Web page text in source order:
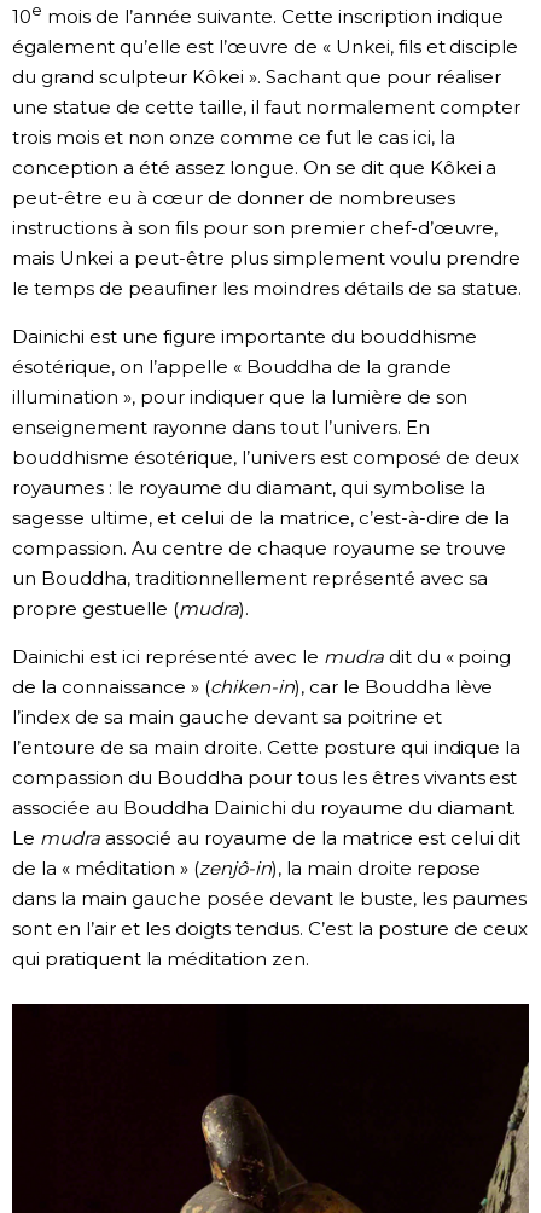
10e mois de l’année suivante. Cette inscription indique
également qu’elle est l’œuvre de « Unkei, fils et disciple
du grand sculpteur Kôkei ». Sachant que pour réaliser
une statue de cette taille, il faut normalement compter
trois mois et non onze comme ce fut le cas ici, la
conception a été assez longue. On se dit que Kôkei a
peut-être eu à cœur de donner de nombreuses
instructions à son fils pour son premier chef-d’œuvre,
mais Unkei a peut-être plus simplement voulu prendre
le temps de peaufiner les moindres détails de sa statue.
Dainichi est une figure importante du bouddhisme
ésotérique, on l’appelle « Bouddha de la grande
illumination », pour indiquer que la lumière de son
enseignement rayonne dans tout l’univers. En
bouddhisme ésotérique, l’univers est composé de deux
royaumes : le royaume du diamant, qui symbolise la
sagesse ultime, et celui de la matrice, c’est-à-dire de la
compassion. Au centre de chaque royaume se trouve
un Bouddha, traditionnellement représenté avec sa
propre gestuelle (mudra).
Dainichi est ici représenté avec le mudradit du « poing
de la connaissance » (chiken-in), car le Bouddha lève
l’index de sa main gauche devant sa poitrine et
l’entoure de sa main droite. Cette posture qui indique la
compassion du Bouddha pour tous les êtres vivants est
associée au Bouddha Dainichi du royaume du diamant.
Le mudraassocié au royaume de la matrice est celui dit
de la « méditation » (zenjô-in), la main droite repose
dans la main gauche posée devant le buste, les paumes
sont en l’air et les doigts tendus. C’est la posture de ceux
qui pratiquent la méditation zen.